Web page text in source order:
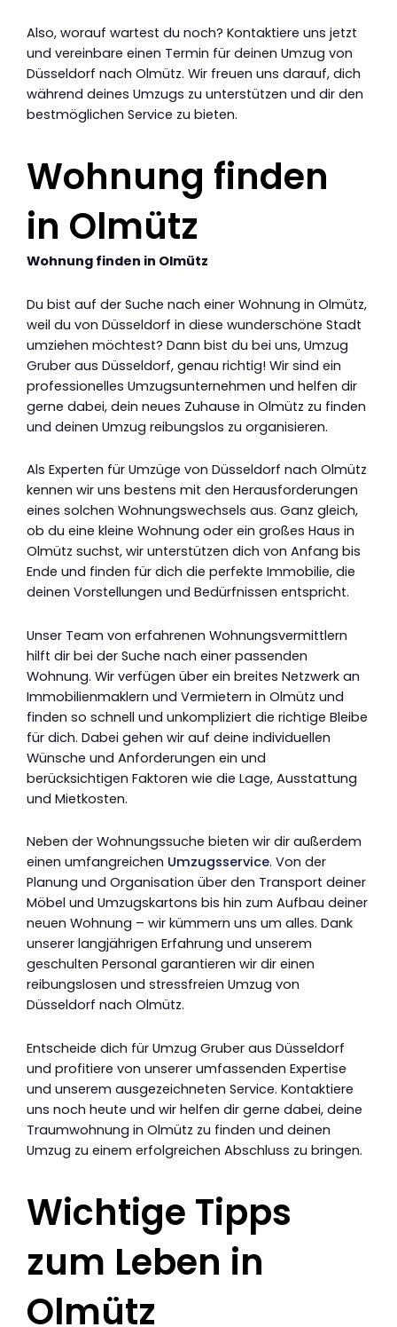
Also, worauf wartest du noch? Kontaktiere uns jetzt
und vereinbare einen Termin für deinen Umzug von
Düsseldorf nach Olmütz. Wir freuen uns darauf, dich
während deines Umzugs zu unterstützen und dir den
bestmöglichen Service zu bieten.
Wohnung finden
in Olmütz
Wohnung finden in Olmütz
Du bist auf der Suche nach einer Wohnung in Olmütz,
weil du von Düsseldorf in diese wunderschöne Stadt
umziehen möchtest? Dann bist du bei uns, Umzug
Gruber aus Düsseldorf, genau richtig! Wir sind ein
professionelles Umzugsunternehmen und helfen dir
gerne dabei, dein neues Zuhause in Olmütz zu finden
und deinen Umzug reibungslos zu organisieren.
Als Experten für Umzüge von Düsseldorf nach Olmütz
kennen wir uns bestens mit den Herausforderungen
eines solchen Wohnungswechsels aus. Ganz gleich,
ob du eine kleine Wohnung oder ein großes Haus in
Olmütz suchst, wir unterstützen dich von Anfang bis
Ende und finden für dich die perfekte Immobilie, die
deinen Vorstellungen und Bedürfnissen entspricht.
Unser Team von erfahrenen Wohnungsvermittlern
hilft dir bei der Suche nach einer passenden
Wohnung. Wir verfügen über ein breites Netzwerk an
Immobilienmaklern und Vermietern in Olmütz und
finden so schnell und unkompliziert die richtige Bleibe
für dich. Dabei gehen wir auf deine individuellen
Wünsche und Anforderungen ein und
berücksichtigen Faktoren wie die Lage, Ausstattung
und Mietkosten.
Neben der Wohnungssuche bieten wir dir außerdem
einen umfangreichen Umzugsservice. Von der
Planung und Organisation über den Transport deiner
Möbel und Umzugskartons bis hin zum Aufbau deiner
neuen Wohnung – wir kümmern uns um alles. Dank
unserer langjährigen Erfahrung und unserem
geschulten Personal garantieren wir dir einen
reibungslosen und stressfreien Umzug von
Düsseldorf nach Olmütz.
Entscheide dich für Umzug Gruber aus Düsseldorf
und profitiere von unserer umfassenden Expertise
und unserem ausgezeichneten Service. Kontaktiere
uns noch heute und wir helfen dir gerne dabei, deine
Traumwohnung in Olmütz zu finden und deinen
Umzug zu einem erfolgreichen Abschluss zu bringen.
Wichtige Tipps
zum Leben in
Olmütz